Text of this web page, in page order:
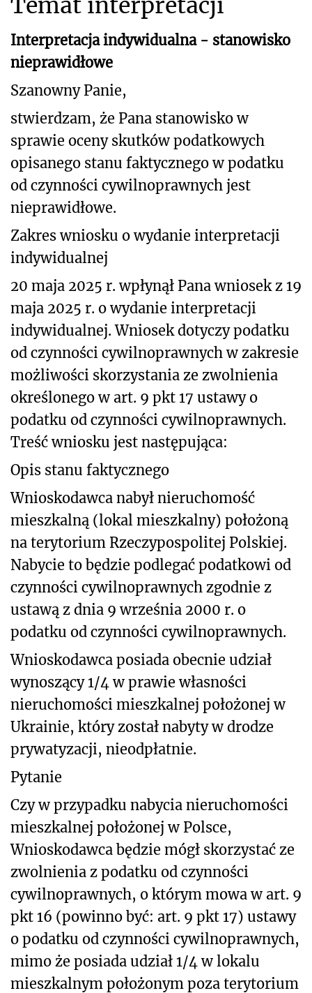
Interpretacja indywidualna - stanowisko
nieprawidłowe
Szanowny Panie,
stwierdzam, że Pana stanowisko w
sprawie oceny skutków podatkowych
opisanego stanu faktycznego w podatku
od czynności cywilnoprawnych jest
nieprawidłowe.
Zakres wniosku o wydanie interpretacji
indywidualnej
20 maja 2025 r. wpłynął Pana wniosek z 19
maja 2025 r. o wydanie interpretacji
indywidualnej. Wniosek dotyczy podatku
od czynności cywilnoprawnych w zakresie
możliwości skorzystania ze zwolnienia
określonego w art. 9 pkt 17 ustawy o
podatku od czynności cywilnoprawnych.
Treść wniosku jest następująca:
Opis stanu faktycznego
Wnioskodawca nabył nieruchomość
mieszkalną (lokal mieszkalny) położoną
na terytorium Rzeczypospolitej Polskiej.
Nabycie to będzie podlegać podatkowi od
czynności cywilnoprawnych zgodnie z
ustawą z dnia 9 września 2000 r. o
podatku od czynności cywilnoprawnych.
Wnioskodawca posiada obecnie udział
wynoszący 1/4 w prawie własności
nieruchomości mieszkalnej położonej w
Ukrainie, który został nabyty w drodze
prywatyzacji, nieodpłatnie.
Pytanie
Czy w przypadku nabycia nieruchomości
mieszkalnej położonej w Polsce,
Wnioskodawca będzie mógł skorzystać ze
zwolnienia z podatku od czynności
cywilnoprawnych, o którym mowa w art. 9
pkt 16 (powinno być: art. 9 pkt 17) ustawy
o podatku od czynności cywilnoprawnych,
mimo że posiada udział 1/4 w lokalu
mieszkalnym położonym poza terytorium